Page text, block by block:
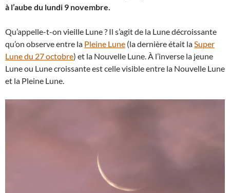
à l’aube du lundi 9 novembre.
Qu’appelle-t-on vieille Lune ? Il s’agit de la Lune décroissante
qu’on observe entre la Pleine Lune (la dernière était laSuper
Lune du 27 octobre) et la Nouvelle Lune. À l’inverse la jeune
Lune ou Lune croissante est celle visible entre la Nouvelle Lune
et la Pleine Lune.